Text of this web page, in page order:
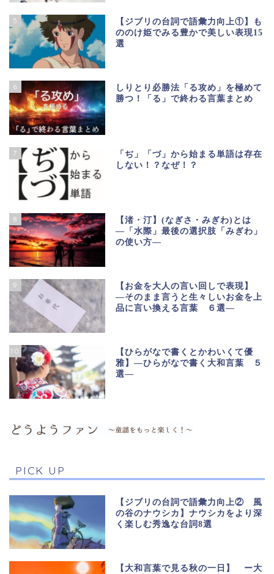
5
【ジブリの台詞で語彙力向上①】も
ののけ姫でみる豊かで美しい表現15
選
6
しりとり必勝法「る攻め」を極めて
勝つ！「る」で終わる言葉まとめ
7
「ぢ」「づ」から始まる単語は存在
しない！？なぜ！？
8
【渚・汀】(なぎさ・みぎわ)とは
―「水際」最後の選択肢「みぎわ」
の使い方―
9
【お金を大人の言い回しで表現】
―そのまま言うと生々しいお金を上
品に言い換える言葉 ６選―
10
【ひらがなで書くとかわいくて優
雅】―ひらがなで書く大和言葉 ５
選―
PICK UP
【ジブリの台詞で語彙力向上② 風
の谷のナウシカ】ナウシカをより深
く楽しむ秀逸な台詞8選
【大和言葉で見る秋の一日】 ー大